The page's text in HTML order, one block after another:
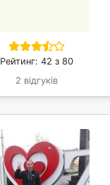
Рейтинг: 42 з 80
2 відгуків